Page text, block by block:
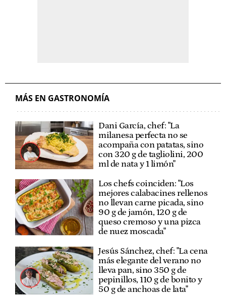
MÁS EN GASTRONOMÍA
Dani García, chef: "La
milanesa perfecta no se
acompaña con patatas, sino
con 320 g de tagliolini, 200
ml de nata y 1 limón"
Los chefs coinciden: "Los
mejores calabacines rellenos
no llevan carne picada, sino
90 g de jamón, 120 g de
queso cremoso y una pizca
de nuez moscada"
Jesús Sánchez, chef: "La cena
más elegante del verano no
lleva pan, sino 350 g de
pepinillos, 110 g de bonito y
50 g de anchoas de lata"